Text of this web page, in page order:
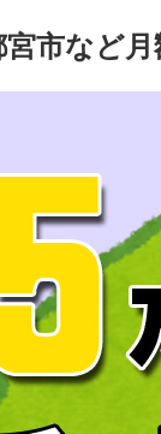
市など